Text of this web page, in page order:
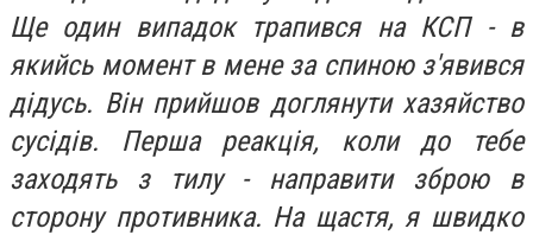
Ще один випадок трапився на КСП - в
якийсь момент в мене за спиною з'явився
дідусь. Він прийшов доглянути хазяйство
сусідів. Перша реакція, коли до тебе
заходять з тилу - направити зброю в
сторону противника. На щастя, я швидко